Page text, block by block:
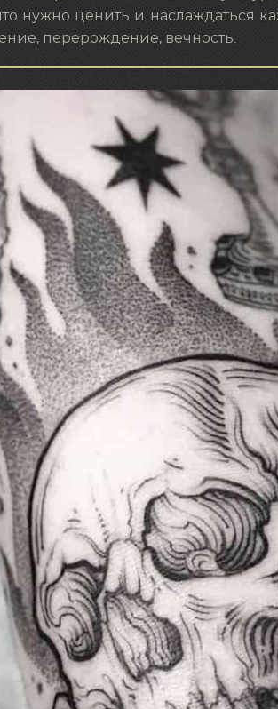
нужно ценить и наслаждаться
перерождение, вечность.